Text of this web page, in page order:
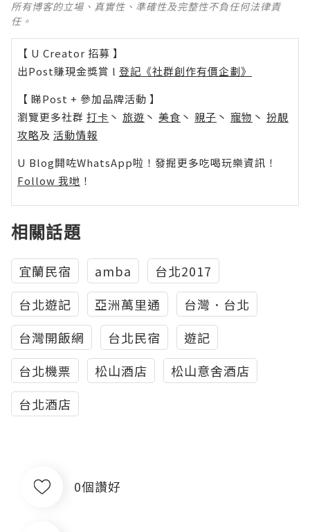
所有博客的立場、真實性、準確性及完整性不負任何法律責
任。
【 U Creator 招募 】
出Post賺現金獎賞 l 登記《社群創作有價企劃》
【 睇Post + 參加品牌活動 】
瀏覽更多社群 打卡 丶 旅遊 丶 美食 丶 親子 丶 寵物 丶 扮靚
攻略及 活動情報
U Blog開咗WhatsApp啦！發掘更多吃喝玩樂資訊！
Follow 我哋 ！
相關話題
宜蘭民宿 amba
台北2017
台北遊記
亞洲萬里通
台灣．台北
台灣開飯網
台北民宿
遊記
台北機票
松山酒店
松山意舍酒店
台北酒店
0個讚好